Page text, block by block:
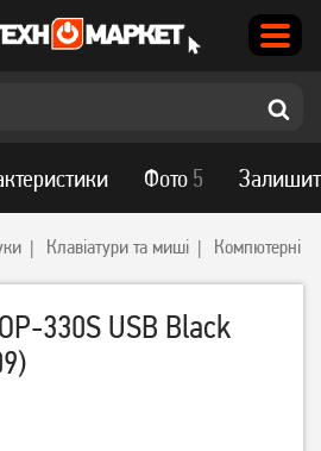
Клавіатури та миші Компютерні
330S USB Black
Фото 5